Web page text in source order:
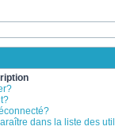
dans la liste des